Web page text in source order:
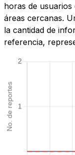
horas de usuarios
áreas cercanas.
la cantidad de
referencia,